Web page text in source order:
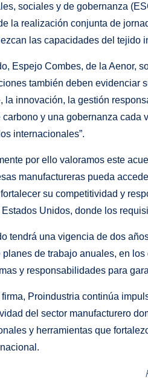
sociales y de gobernanza
la realización conjunta de
las capacidades del tejido
Espejo Combes, de la Aenor,
también deben evidenciar
la innovación, la gestión
carbono y una gobernanza cada
internacionales”.
por ello valoramos este
manufactureras pueda
su competitividad y
Estados Unidos, donde los
tendrá una vigencia de dos
planes de trabajo anuales, en
y responsabilidades para
Proindustria continúa
del sector manufacturero
y herramientas que